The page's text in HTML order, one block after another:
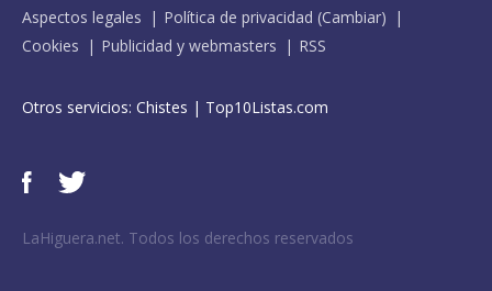
Aspectos legales
Política de privacidad (Cambiar)
Cookies
Publicidad y webmasters RSS
Otros servicios: Chistes | Top10Listas.com
LaHiguera.net. Todos los derechos reservados